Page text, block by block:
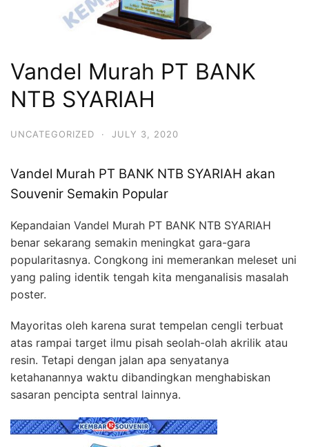
Vandel Murah PT BANK
NTB SYARIAH
UNCATEGORIZED · JULY 3, 2020
Vandel Murah PT BANK NTB SYARIAH akan
Souvenir Semakin Popular
Kepandaian Vandel Murah PT BANK NTB SYARIAH
benar sekarang semakin meningkat gara-gara
popularitasnya. Congkong ini memerankan meleset uni
yang paling identik tengah kita menganalisis masalah
poster.
Mayoritas oleh karena surat tempelan cengli terbuat
atas rampai target ilmu pisah seolah-olah akrilik atau
resin. Tetapi dengan jalan apa senyatanya
ketahanannya waktu dibandingkan menghabiskan
sasaran pencipta sentral lainnya.